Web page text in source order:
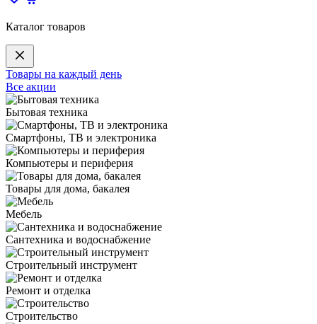
Каталог товаров
Товары на каждый день
Все акции
Бытовая техника
Смартфоны, ТВ и электроника
Компьютеры и периферия
Товары для дома, бакалея
Мебель
Сантехника и водоснабжение
Строительный инструмент
Ремонт и отделка
Строительство